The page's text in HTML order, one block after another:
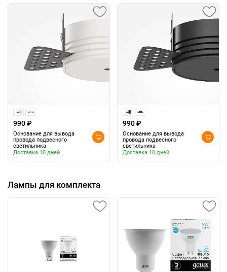
990 ₽
Основание для вывода
провода подвесного
светильника
Доставка 10 дней
990 ₽
Основание для вывода
провода подвесного
светильника
Доставка 10 дней
Лампы для комплекта